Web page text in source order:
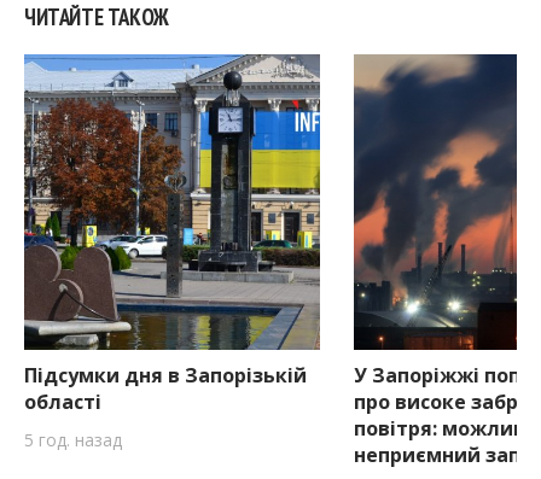
ЧИТАЙТЕ ТАКОЖ
Підсумки дня в Запорізькій
області
5 год. назад
У Запоріжжі
про високе
повітря:
неприємний